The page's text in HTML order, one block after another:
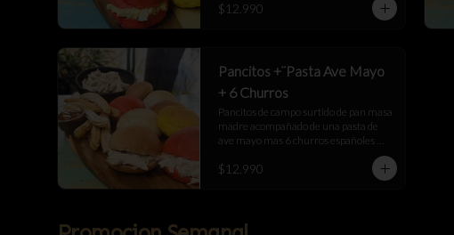
$12.990
Pancitos +¨Pasta Ave Mayo
+ 6 Churros
Pancitos de campo surtido de pan masa
madre acompañado de una pasta de
ave mayo mas 6 churros españoles
$12.990